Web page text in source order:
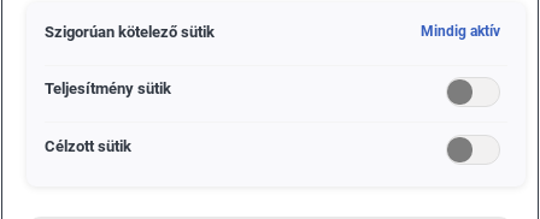
Szigorúan kötelező sütik Mindig aktív
Teljesítmény sütik
Célzott sütik